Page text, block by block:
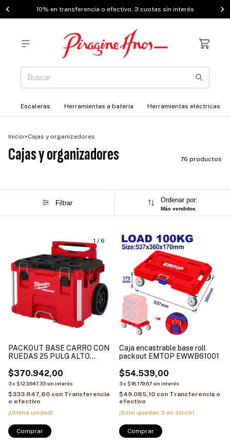
Envíos a todo el país
Escaleras Herramientas a bateria Herramientas eléctricas
Inicio>Cajas y organizadores
Cajas y organizadores 76 productos
Filtrar Ordenar por:
Más vendidos
1 / 6
PACKOUT BASE CARRO CON
RUEDAS 25 PULG ALTO
$370.942,00
3x $123.647,33 sin interés
$333.847,80 con Transferencia
o efectivo
¡Última unidad!
Caja encastrable base roll
packout EMTOP EWWB61001
$54.539,00
3x $18.179,67 sin interés
$49.085,10 con Transferencia o
efectivo
¡Solo quedan 3 en stock!